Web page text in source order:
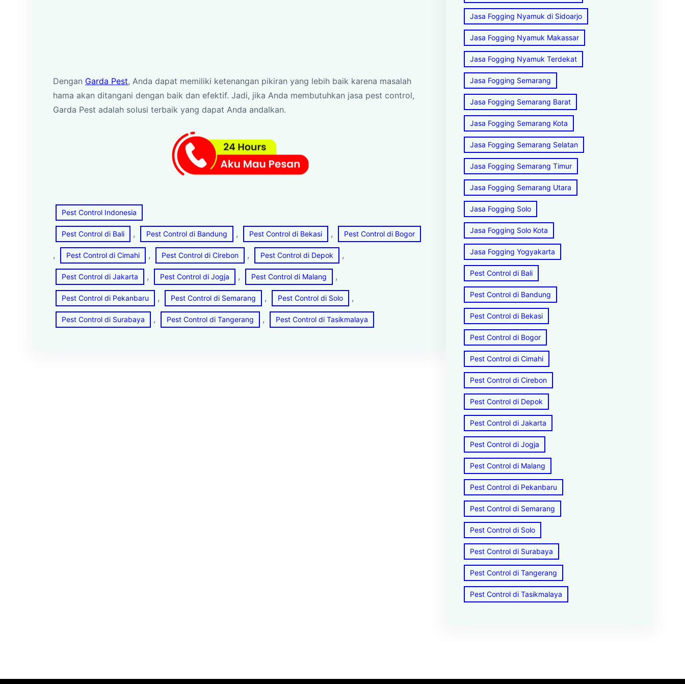
Dengan Garda Pest, Anda dapat memiliki ketenangan pikiran yang lebih baik karena masalah
hama akan ditangani dengan baik dan efektif. Jadi, jika Anda membutuhkan jasa pest control,
Garda Pest adalah solusi terbaik yang dapat Anda andalkan.
Pest Control Indonesia
Pest Control di Bali , Pest Control di Bandung , Pest Control di Bekasi , Pest Control di Bogor
, Pest Control di Cimahi , Pest Control di Cirebon , Pest Control di Depok ,
Pest Control di Jakarta , Pest Control di Jogja , Pest Control di Malang ,
Pest Control di Pekanbaru , Pest Control di Semarang , Pest Control di Solo ,
Pest Control di Surabaya , Pest Control di Tangerang , Pest Control di Tasikmalaya
Jasa Fogging Nyamuk di Sidoarjo
Jasa Fogging Nyamuk Makassar
Jasa Fogging Nyamuk Terdekat
Jasa Fogging Semarang
Jasa Fogging Semarang Barat
Jasa Fogging Semarang Kota
Jasa Fogging Semarang Selatan
Jasa Fogging Semarang Timur
Jasa Fogging Semarang Utara
Jasa Fogging Solo
Jasa Fogging Solo Kota
Jasa Fogging Yogyakarta
Pest Control di Bali
Pest Control di Bandung
Pest Control di Bekasi
Pest Control di Bogor
Pest Control di Cimahi
Pest Control di Cirebon
Pest Control di Depok
Pest Control di Jakarta
Pest Control di Jogja
Pest Control di Malang
Pest Control di Pekanbaru
Pest Control di Semarang
Pest Control di Solo
Pest Control di Surabaya
Pest Control di Tangerang
Pest Control di Tasikmalaya